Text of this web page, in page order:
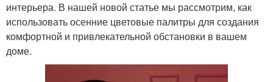
интерьера. В нашей новой статье мы рассмотрим, как
использовать осенние цветовые палитры для создания
комфортной и привлекательной обстановки в вашем
доме.